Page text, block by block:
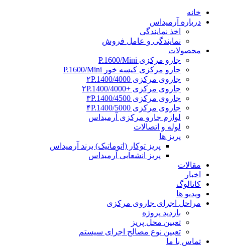
خانه
درباره آرمیداس
اخذ نمایندگی
نمایندگی و عامل فروش
محصولات
جارو مرکزی P.1600/Mini
جارو مرکزی کیسه خور P.1600/Mini
جاروی مرکزی ۲P.1400/4000
جاروی مرکزی +۲P.1400/4000
جاروی مرکزی ۳P.1400/4500
جاروی مرکزی ۴P.1400/5000
لوازم جارو مرکزی آرمیداس
لوله و اتصالات
پریز ها
پریز توکار (اتوماتیک) برند آرمیداس
پریز انشعابی آرمیداس
مقالات
اخبار
کاتالوگ
ویدیو ها
مراحل اجرای جاروی مرکزی
بازدید پروژه
تعیین محل پریز
تعیین نوع مصالح اجرای سیستم
تماس با ما